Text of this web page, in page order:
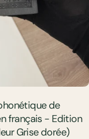
de
français - Edition
Grise dorée)